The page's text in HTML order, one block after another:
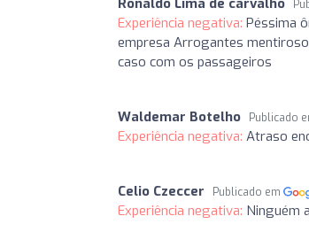
Experiência negativa: Péssima
empresa Arrogantes
caso com os passageiros
Waldemar Botelho Publicado
Experiência negativa: Atraso
Celio Czeccer Publicado em
Experiência negativa: Ninguém